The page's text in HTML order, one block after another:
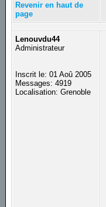
Revenir en haut de
page
Lenouvdu44
Administrateur
Inscrit le: 01 Aoû 2005
Messages: 4919
Localisation: Grenoble